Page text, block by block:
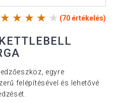
(70 értékelés)
egyre
felépítésével és lehetővé